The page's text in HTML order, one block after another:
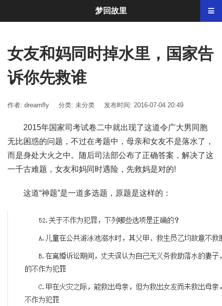
女友和妈同时掉水里，国家告
诉你先救谁
作者: dreamfly 分类: 未分类 发布时间: 2016-07-04 20:49
2015年国家司考试卷二中就出现了这道令广大男同胞
无比困惑的问题，不过在考题中，母亲和女友不是落水了，
而是身处大火之中。随后司法部公布了正确答案，解决了这
一千古难题，女友和妈同时遇险，先救妈是对的!
这道“神题”是一道多选题，原题是这样的：
梦回故里